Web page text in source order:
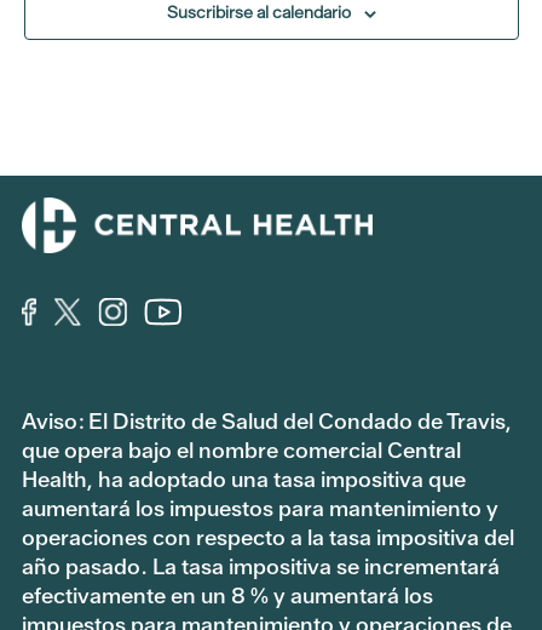
Suscribirse al calendario
Aviso: El Distrito de Salud del Condado de Travis,
que opera bajo el nombre comercial Central
Health, ha adoptado una tasa impositiva que
aumentará los impuestos para mantenimiento y
operaciones con respecto a la tasa impositiva del
año pasado. La tasa impositiva se incrementará
efectivamente en un 8 % y aumentará los